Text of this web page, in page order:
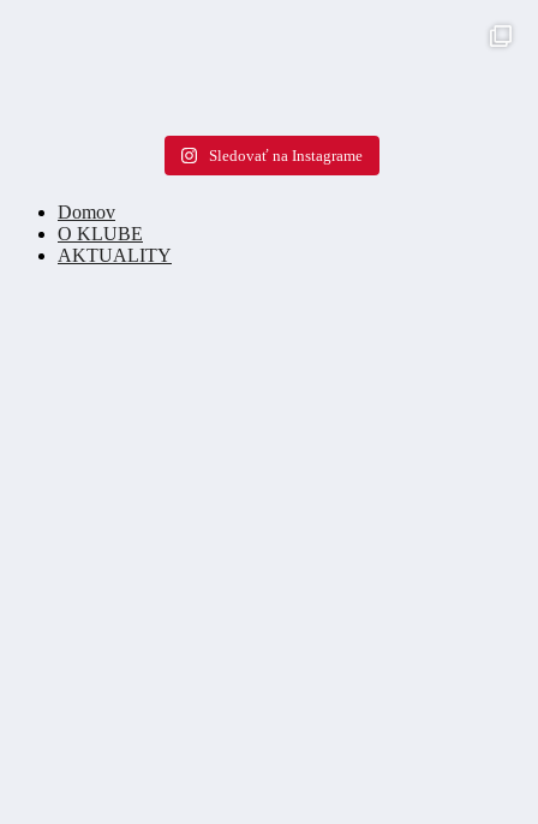
Sledovať na Instagrame
Domov
O KLUBE
AKTUALITY